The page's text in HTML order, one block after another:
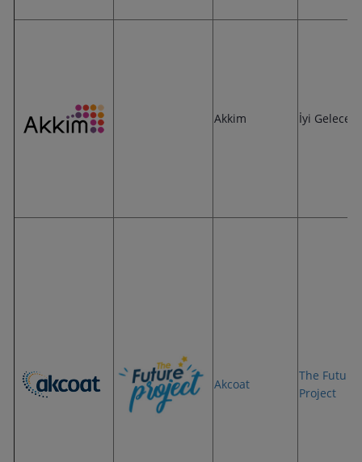
Akkim İyi Gelecek
Akcoat
The Future
Project